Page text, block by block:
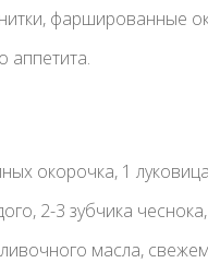
фаршированные
аппетита.
окорочка, 1
2-3 зубчика
масла,